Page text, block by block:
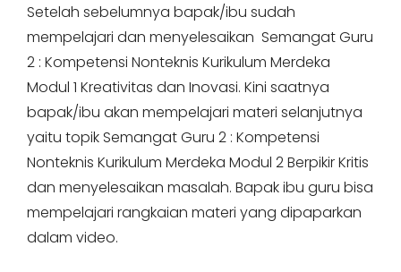
Setelah sebelumnya bapak/ibu sudah
mempelajari dan menyelesaikan Semangat Guru
2 : Kompetensi Nonteknis Kurikulum Merdeka
Modul 1 Kreativitas dan Inovasi. Kini saatnya
bapak/ibu akan mempelajari materi selanjutnya
yaitu topik Semangat Guru 2 : Kompetensi
Nonteknis Kurikulum Merdeka Modul 2 Berpikir Kritis
dan menyelesaikan masalah. Bapak ibu guru bisa
mempelajari rangkaian materi yang dipaparkan
dalam video.